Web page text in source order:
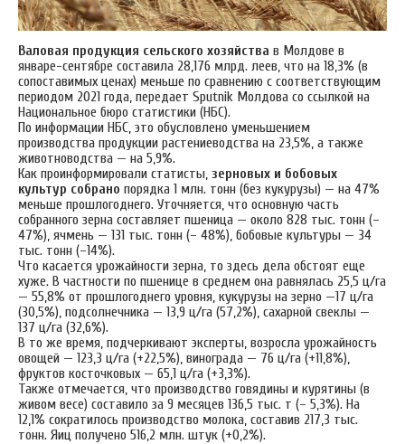
Валовая продукция сельского хозяйства в Молдове в
январе-сентябре составила 28,176 млрд. леев, что на 18,3% (в
сопоставимых ценах) меньше по сравнению с соответствующим
периодом 2021 года, передает Sputnik Молдова со ссылкой на
Национальное бюро статистики (НБС).
По информации НБС, это обусловлено уменьшением
производства продукции растениеводства на 23,5%, а также
животноводства — на 5,9%.
Как проинформировали статисты, зерновых и бобовых
культур собрано порядка 1 млн. тонн (без кукурузы) — на 47%
меньше прошлогоднего. Уточняется, что основную часть
собранного зерна составляет пшеница — около 828 тыс. тонн (–
47%), ячмень — 131 тыс. тонн (– 48%), бобовые культуры — 34
тыс. тонн (–14%).
Что касается урожайности зерна, то здесь дела обстоят еще
хуже. В частности по пшенице в среднем она равнялась 25,5 ц/га
— 55,8% от прошлогоднего уровня, кукурузы на зерно —17 ц/га
(30,5%), подсолнечника — 13,9 ц/га (57,2%), сахарной свеклы —
137 ц/га (32,6%).
В то же время, подчеркивают эксперты, возросла урожайность
овощей — 123,3 ц/га (+22,5%), винограда — 76 ц/га (+11,8%),
фруктов косточковых — 65,1 ц/га (+3,3%).
Также отмечается, что производство говядины и курятины (в
живом весе) составило за 9 месяцев 136,5 тыс. т (– 5,3%). На
12,1% сократилось производство молока, составив 217,3 тыс.
тонн. Яиц получено 516,2 млн. штук (+0,2%).